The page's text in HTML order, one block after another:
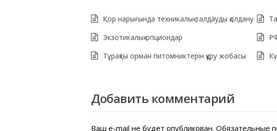
Қор нарығында техникалық талдауды қолдану
Экзотикалық опциондар
Тұрақты орман питомниктерін құру жобасы
Добавить комментарий
Ваш e-mail не будет опубликован. Обязательные